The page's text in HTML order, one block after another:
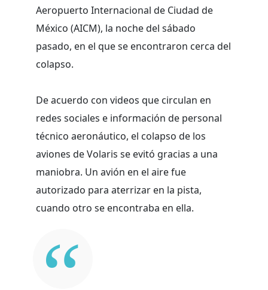
Aeropuerto Internacional de Ciudad de
México (AICM), la noche del sábado
pasado, en el que se encontraron cerca del
colapso.
De acuerdo con videos que circulan en
redes sociales e información de personal
técnico aeronáutico, el colapso de los
aviones de Volaris se evitó gracias a una
maniobra. Un avión en el aire fue
autorizado para aterrizar en la pista,
cuando otro se encontraba en ella.